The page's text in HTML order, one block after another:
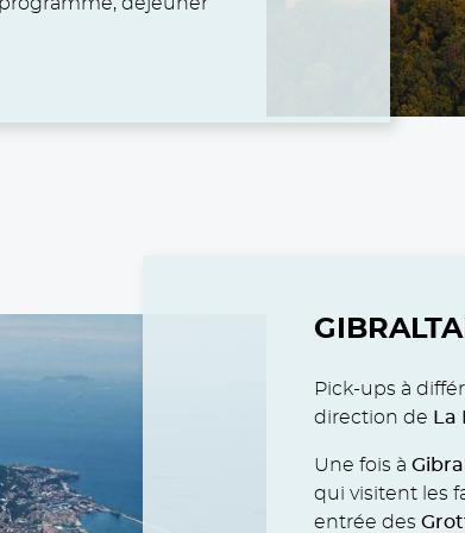
Pick-ups à
direction de
Une fois à
qui visitent les
entrée des